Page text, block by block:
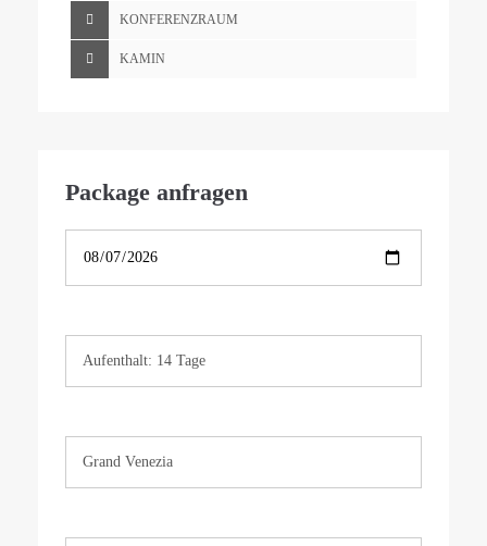
KONFERENZRAUM
KAMIN
Package anfragen